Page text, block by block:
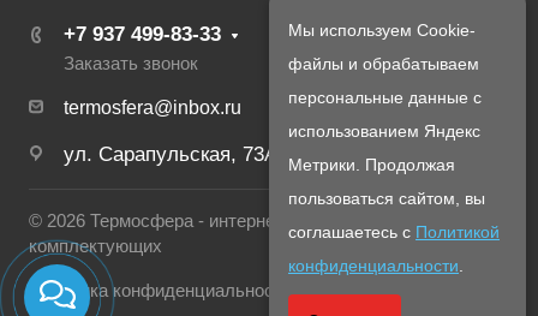
+7 937 499-83-33
Заказать звонок
termosfera@inbox.ru
ул. Сарапульская, 73А
© 2026 Термосфера - интернет магазин печей и
комплектующих
Политика конфиденциальности
Мы используем Cookie-
файлы и обрабатываем
персональные данные с
использованием Яндекс
Метрики. Продолжая
пользоваться сайтом, вы
соглашаетесь с Политикой
конфиденциальности